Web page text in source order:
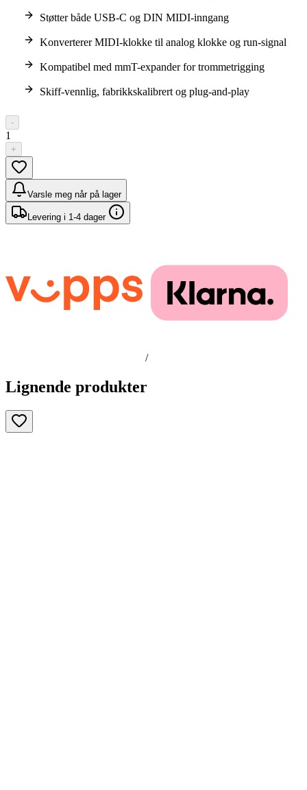
Støtter både USB-C og DIN MIDI-inngang
Konverterer MIDI-klokke til analog klokke og run-signal
Kompatibel med mmT-expander for trommetrigging
Skiff-vennlig, fabrikkskalibrert og plug-and-play
-
1
+
Varsle meg når på lager
Levering i 1-4 dager
/
Lignende produkter